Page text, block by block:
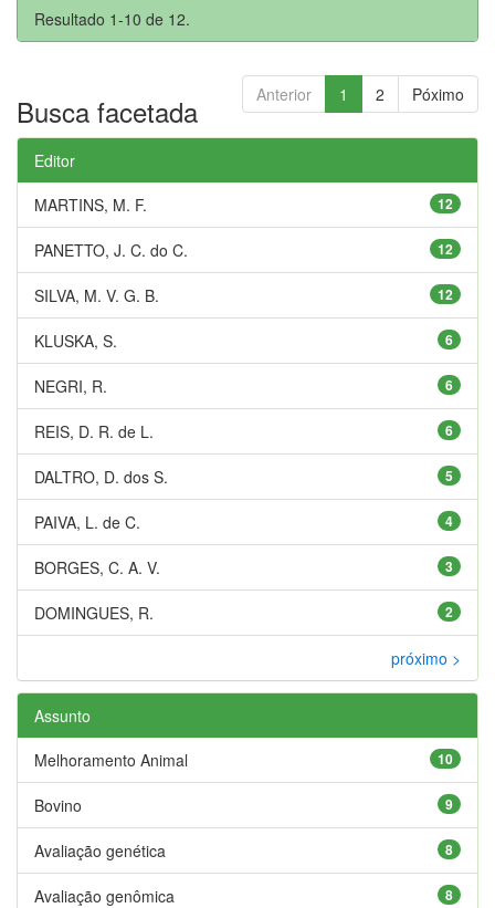
Resultado 1-10 de 12.
Anterior 1 2 Póximo
Busca facetada
Editor
12
MARTINS, M. F.
12
PANETTO, J. C. do C.
12
SILVA, M. V. G. B.
6
KLUSKA, S.
6
NEGRI, R.
6
REIS, D. R. de L.
5
DALTRO, D. dos S.
4
PAIVA, L. de C.
3
BORGES, C. A. V.
2
DOMINGUES, R.
próximo >
Assunto
10
Melhoramento Animal
9
Bovino
8
Avaliação genética
8
Avaliação genômica